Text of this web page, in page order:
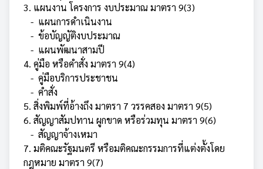
3. แผนงาน โครงการ งบประมาณ มาตรา 9(3)
- แผนการดำเนินงาน
- ข้อบัญญัติงบประมาณ
- แผนพัฒนาสามปี
4. คู่มือ หรือคำสั่ง มาตรา 9(4)
- คู่มือบริการประชาชน
- คำสั่ง
5. สิ่งพิมพ์ที่อ้างถึง มาตรา 7 วรรคสอง มาตรา 9(5)
6. สัญญาสัมปทาน ผูกขาด หรือร่วมทุน มาตรา 9(6)
- สัญญาจ้างเหมา
7. มติคณะรัฐมนตรี หรือมติคณะกรรมการที่แต่งตั้งโดย
กฎหมาย มาตรา 9(7)